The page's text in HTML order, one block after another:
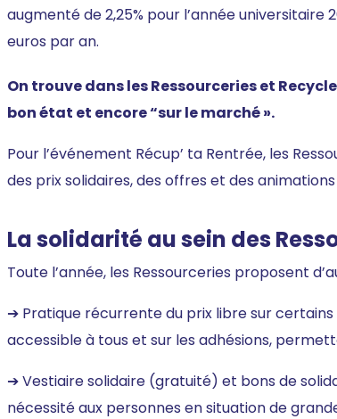
augmenté de 2,25% pour l’année universitaire
euros par an.
On trouve dans les Ressourceries et
bon état et encore “sur le marché ».
Pour l’événement Récup’ ta Rentrée, les
des prix solidaires, des offres et des
La solidarité au sein des
Toute l’année, les Ressourceries proposent
➔ Pratique récurrente du prix libre sur
accessible à tous et sur les adhésions,
➔ Vestiaire solidaire (gratuité) et bons de
nécessité aux personnes en situation de